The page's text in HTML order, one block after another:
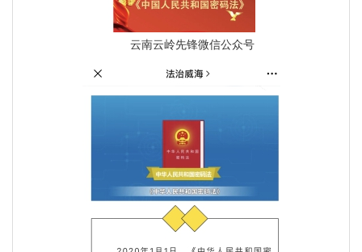
云南云岭先锋微信公众号